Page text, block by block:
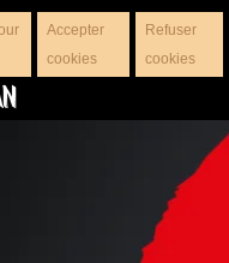
Accepter
cookies
Refuser
cookies